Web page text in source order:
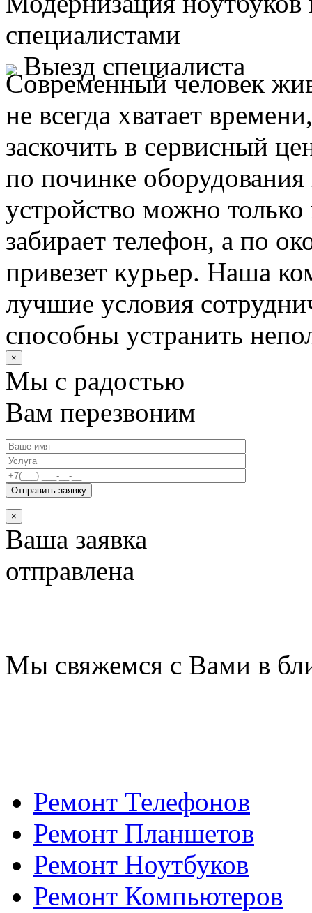
специалистами
Выезд специалиста
Современный человек
не всегда хватает
заскочить в сервисный
по починке
устройство можно
забирает телефон, а по
привезет курьер. Наша
лучшие условия
способны устранить
×
Мы с радостью
Вам перезвоним
×
Ваша заявка
отправлена
Мы свяжемся с Вами в
Ремонт Телефонов
Ремонт Планшетов
Ремонт Ноутбуков
Ремонт Компьютеров